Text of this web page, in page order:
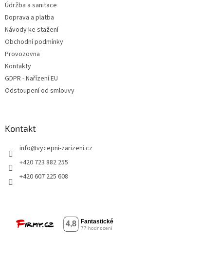
Údržba a sanitace
Doprava a platba
Návody ke stažení
Obchodní podmínky
Provozovna
Kontakty
GDPR - Nařízení EU
Odstoupení od smlouvy
Kontakt
info@vycepni-zarizeni.cz
+420 723 882 255
+420 607 225 608